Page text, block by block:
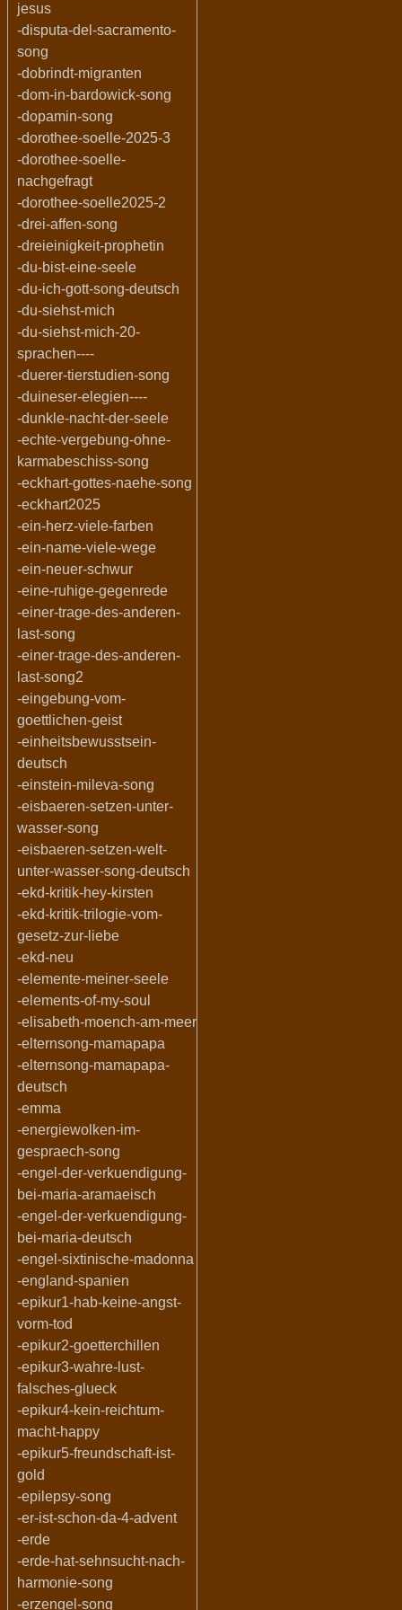
jesus
-disputa-del-sacramento-
song
-dobrindt-migranten
-dom-in-bardowick-song
-dopamin-song
-dorothee-soelle-2025-3
-dorothee-soelle-
nachgefragt
-dorothee-soelle2025-2
-drei-affen-song
-dreieinigkeit-prophetin
-du-bist-eine-seele
-du-ich-gott-song-deutsch
-du-siehst-mich
-du-siehst-mich-20-
sprachen----
-duerer-tierstudien-song
-duineser-elegien----
-dunkle-nacht-der-seele
-echte-vergebung-ohne-
karmabeschiss-song
-eckhart-gottes-naehe-song
-eckhart2025
-ein-herz-viele-farben
-ein-name-viele-wege
-ein-neuer-schwur
-eine-ruhige-gegenrede
-einer-trage-des-anderen-
last-song
-einer-trage-des-anderen-
last-song2
-eingebung-vom-
goettlichen-geist
-einheitsbewusstsein-
deutsch
-einstein-mileva-song
-eisbaeren-setzen-unter-
wasser-song
-eisbaeren-setzen-welt-
unter-wasser-song-deutsch
-ekd-kritik-hey-kirsten
-ekd-kritik-trilogie-vom-
gesetz-zur-liebe
-ekd-neu
-elemente-meiner-seele
-elements-of-my-soul
-elisabeth-moench-am-meer
-elternsong-mamapapa
-elternsong-mamapapa-
deutsch
-emma
-energiewolken-im-
gespraech-song
-engel-der-verkuendigung-
bei-maria-aramaeisch
-engel-der-verkuendigung-
bei-maria-deutsch
-engel-sixtinische-madonna
-england-spanien
-epikur1-hab-keine-angst-
vorm-tod
-epikur2-goetterchillen
-epikur3-wahre-lust-
falsches-glueck
-epikur4-kein-reichtum-
macht-happy
-epikur5-freundschaft-ist-
gold
-epilepsy-song
-er-ist-schon-da-4-advent
-erde
-erde-hat-sehnsucht-nach-
harmonie-song
-erzengel-song